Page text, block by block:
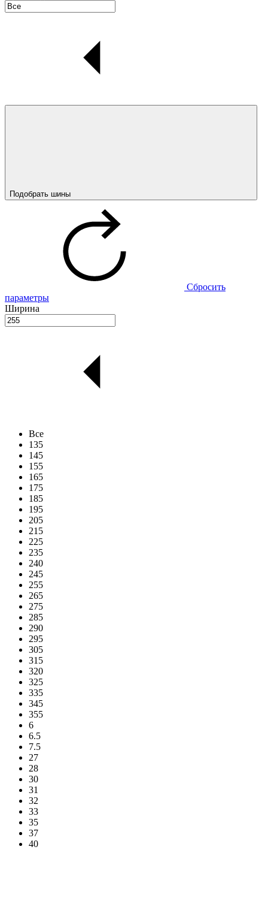
Подобрать шины
Сбросить
параметры
Ширина
Все
135
145
155
165
175
185
195
205
215
225
235
240
245
255
265
275
285
290
295
305
315
320
325
335
345
355
6
6.5
7.5
27
28
30
31
32
33
35
37
40